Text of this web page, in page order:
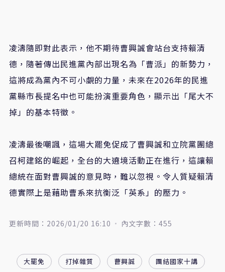
凌濤隨即對此表示，他不期待曹興誠會站台支持賴清
德，隨著傳出民進黨內部出現名為「曹派」的新勢力，
這將成為黨內不可小覷的力量，未來在2026年的民進
黨縣市長提名中也可能扮演重要角色，顯示出「尾大不
掉」的基本特徵。
凌濤最後嘲諷，這場大罷免促成了曹興誠和立院黨團總
召柯建銘的崛起，全台的大遶境活動正在進行，這讓賴
總統在面對曹興誠的意見時，難以忽視。令人質疑賴清
德實際上是藉助曹系來抗衡泛「英系」的壓力。
更新時間：2026/01/20 16:10 內文字數：455
大罷免 打掉雜質 曹興誠
團結國家十講